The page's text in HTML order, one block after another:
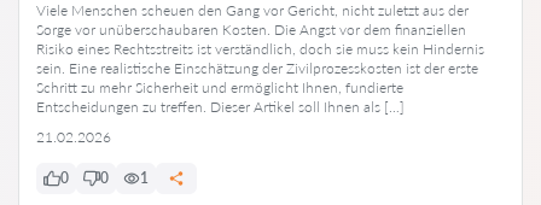
Viele Menschen scheuen den Gang vor Gericht, nicht zuletzt aus der
Sorge vor unüberschaubaren Kosten. Die Angst vor dem finanziellen
Risiko eines Rechtsstreits ist verständlich, doch sie muss kein Hindernis
sein. Eine realistische Einschätzung der Zivilprozesskosten ist der erste
Schritt zu mehr Sicherheit und ermöglicht Ihnen, fundierte
Entscheidungen zu treffen. Dieser Artikel soll Ihnen als […]
21.02.2026
0 0 1